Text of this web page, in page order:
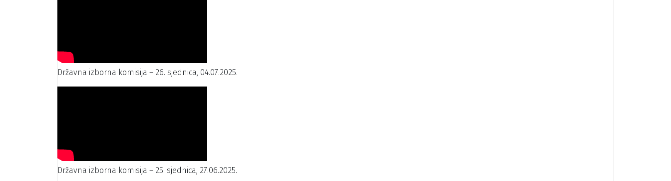
Državna izborna komisija – 26. sjednica, 04.07.2025.
Državna izborna komisija – 25. sjednica, 27.06.2025.